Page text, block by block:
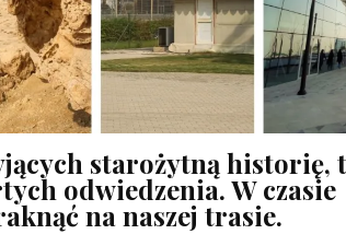
starożytną historię,
odwiedzenia. W czasie
na naszej trasie.